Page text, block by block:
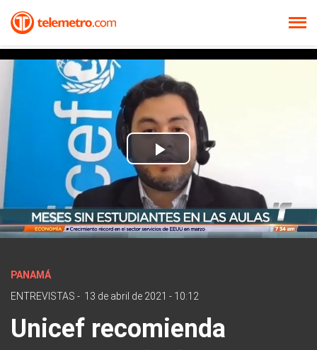
Play
Video
PANAMÁ
ENTREVISTAS - 13 de abril de 2021 - 10:12
Unicef recomienda